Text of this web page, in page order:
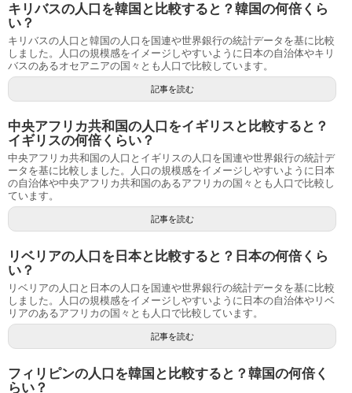
キリバスの人口を韓国と比較すると？韓国の何倍くら
い？
キリバスの人口と韓国の人口を国連や世界銀行の統計データを基に比較
しました。人口の規模感をイメージしやすいように日本の自治体やキリ
バスのあるオセアニアの国々とも人口で比較しています。
記事を読む
中央アフリカ共和国の人口をイギリスと比較すると？
イギリスの何倍くらい？
中央アフリカ共和国の人口とイギリスの人口を国連や世界銀行の統計デ
ータを基に比較しました。人口の規模感をイメージしやすいように日本
の自治体や中央アフリカ共和国のあるアフリカの国々とも人口で比較し
ています。
記事を読む
リベリアの人口を日本と比較すると？日本の何倍くら
い？
リベリアの人口と日本の人口を国連や世界銀行の統計データを基に比較
しました。人口の規模感をイメージしやすいように日本の自治体やリベ
リアのあるアフリカの国々とも人口で比較しています。
記事を読む
フィリピンの人口を韓国と比較すると？韓国の何倍く
らい？